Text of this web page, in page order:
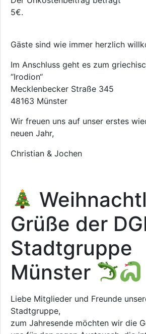
Gäste sind wie immer herzlich
Im Anschluss geht es zum
“Irodion“
Mecklenbecker Straße 345
48163 Münster
Wir freuen uns auf unser erstes
neuen Jahr,
Christian & Jochen
Grüße der
Stadtgruppe
Münster
Liebe Mitglieder und Freunde
Stadtgruppe,
zum Jahresende möchten wir die